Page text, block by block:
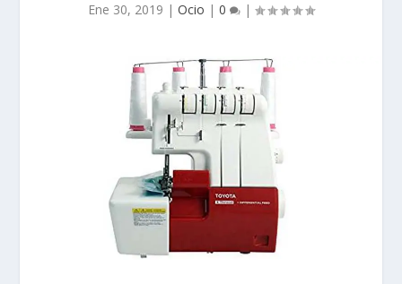
Ene 30, 2019 | Ocio | 0 |